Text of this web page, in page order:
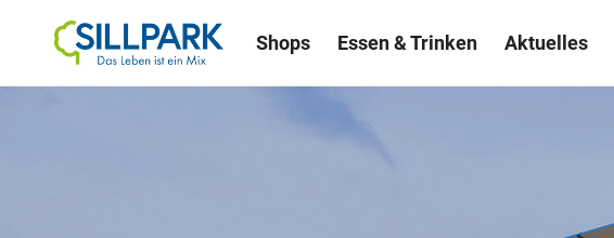
Shops Essen & Trinken Aktuelles